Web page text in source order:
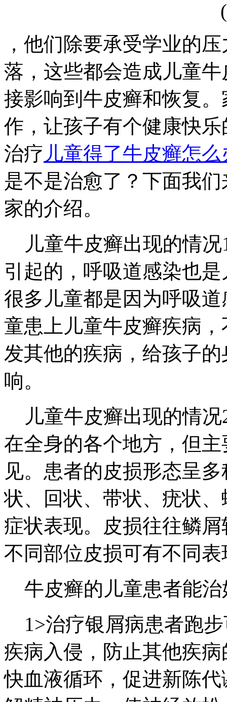
，他们除要承受学业的
落，这些都会造成儿童
接影响到牛皮癣和恢复
作，让孩子有个健康快
治疗 儿童得了牛皮癣怎么
是不是治愈了？下面我
家的介绍。
儿童牛皮癣出现的情况
引起的，呼吸道感染也
很多儿童都是因为呼吸
童患上儿童牛皮癣疾病
发其他的疾病，给孩子
响。
儿童牛皮癣出现的情况
在全身的各个地方，但
见。患者的皮损形态呈
状、回状、带状、疣状
症状表现。皮损往往鳞
不同部位皮损可有不同表
牛皮癣的儿童患者能治
1>治疗银屑病患者跑
疾病入侵，防止其他疾
快血液循环，促进新陈